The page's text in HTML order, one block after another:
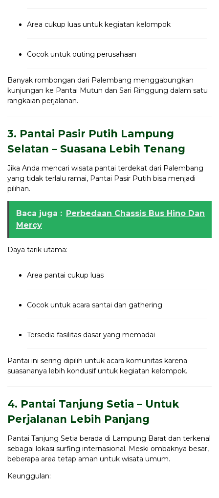
Area cukup luas untuk kegiatan kelompok
Cocok untuk outing perusahaan
Banyak rombongan dari Palembang menggabungkan
kunjungan ke Pantai Mutun dan Sari Ringgung dalam satu
rangkaian perjalanan.
3. Pantai Pasir Putih Lampung
Selatan – Suasana Lebih Tenang
Jika Anda mencari wisata pantai terdekat dari Palembang
yang tidak terlalu ramai, Pantai Pasir Putih bisa menjadi
pilihan.
Baca juga : Perbedaan Chassis Bus Hino Dan
Mercy
Daya tarik utama:
Area pantai cukup luas
Cocok untuk acara santai dan gathering
Tersedia fasilitas dasar yang memadai
Pantai ini sering dipilih untuk acara komunitas karena
suasananya lebih kondusif untuk kegiatan kelompok.
4. Pantai Tanjung Setia – Untuk
Perjalanan Lebih Panjang
Pantai Tanjung Setia berada di Lampung Barat dan terkenal
sebagai lokasi surfing internasional. Meski ombaknya besar,
beberapa area tetap aman untuk wisata umum.
Keunggulan: